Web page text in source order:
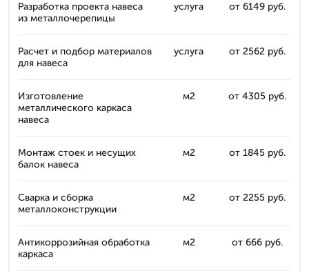
Разработка проекта навеса
из металлочерепицы
услуга от 6149 руб.
Расчет и подбор материалов
для навеса
услуга от 2562 руб.
Изготовление
металлического каркаса
навеса
м2 от 4305 руб.
Монтаж стоек и несущих
балок навеса
м2 от 1845 руб.
Сварка и сборка
металлоконструкции
м2 от 2255 руб.
Антикоррозийная обработка
каркаса
м2 от 666 руб.